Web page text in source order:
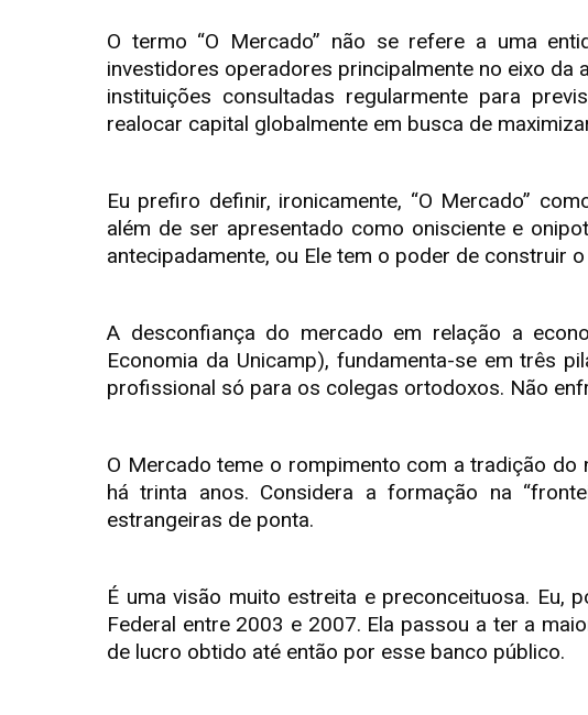
O termo “O Mercado” não se refere a uma
investidores operadores principalmente no eixo da
instituições consultadas regularmente para
realocar capital globalmente em busca de
Eu prefiro definir, ironicamente, “O Mercado”
além de ser apresentado como onisciente e
antecipadamente, ou Ele tem o poder de construir
A desconfiança do mercado em relação a
Economia da Unicamp), fundamenta-se em três
profissional só para os colegas ortodoxos. Não
O Mercado teme o rompimento com a tradição
há trinta anos. Considera a formação na
estrangeiras de ponta.
É uma visão muito estreita e preconceituosa. Eu,
Federal entre 2003 e 2007. Ela passou a ter a
de lucro obtido até então por esse banco público.